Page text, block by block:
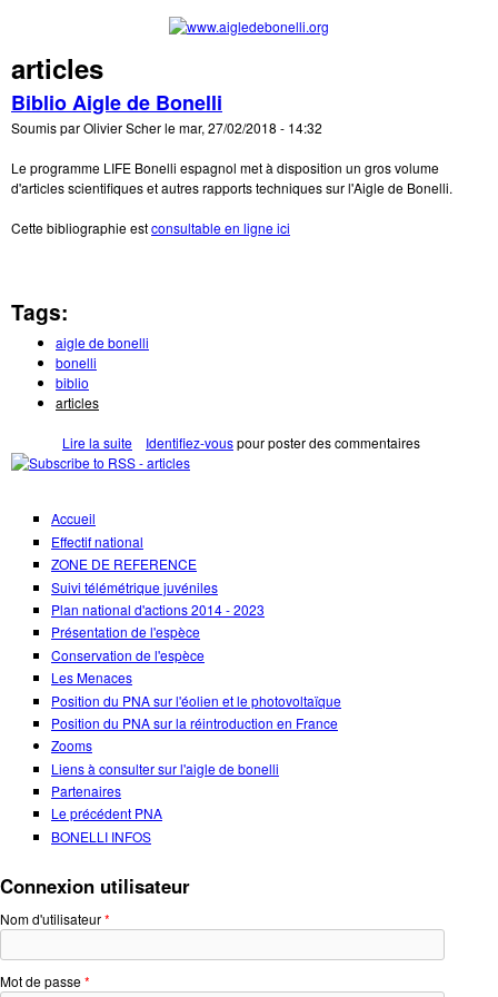
articles
Biblio Aigle de Bonelli
Soumis parOlivier Scherlemar, 27/02/2018 - 14:32
Le programme LIFE Bonelli espagnol met à disposition un gros volume
d'articles scientifiques et autres rapports techniques sur l'Aigle de Bonelli.
Cette bibliographie estconsultable en ligne ici
Tags:
aigle de bonelli
bonelli
biblio
articles
Lire la suite de Biblio Aigle de Bonelli
Identifiez-vouspour poster des commentaires
Accueil
Effectif national
ZONE DE REFERENCE
Suivi télémétrique juvéniles
Plan national d'actions 2014 - 2023
Présentation de l'espèce
Conservation de l'espèce
Les Menaces
Position du PNA sur l'éolien et le photovoltaïque
Position du PNA sur la réintroduction en France
Zooms
Liens à consulter sur l'aigle de bonelli
Partenaires
Le précédent PNA
BONELLI INFOS
Connexion utilisateur
Nom d'utilisateur*
Mot de passe*